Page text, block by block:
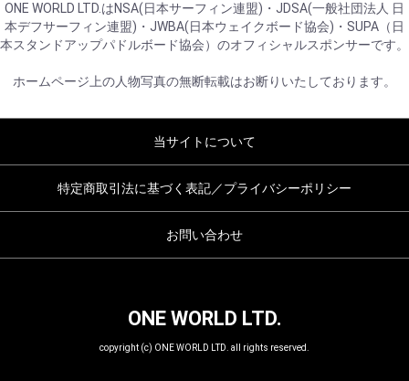
ONE WORLD LTD.はNSA(日本サーフィン連盟)・JDSA(一般社団法人 日
本デフサーフィン連盟)・JWBA(日本ウェイクボード協会)・SUPA（日
本スタンドアップパドルボード協会）のオフィシャルスポンサーです。
ホームページ上の人物写真の無断転載はお断りいたしております。
当サイトについて
特定商取引法に基づく表記／プライバシーポリシー
お問い合わせ
ONE WORLD LTD.
copyright (c) ONE WORLD LTD. all rights reserved.